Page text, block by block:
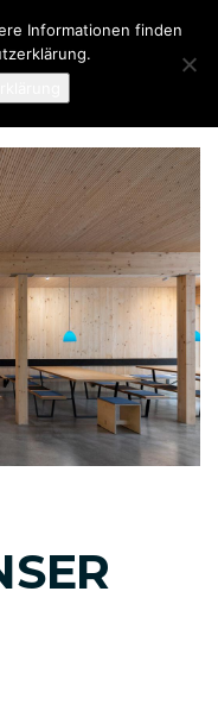
Informationen finden